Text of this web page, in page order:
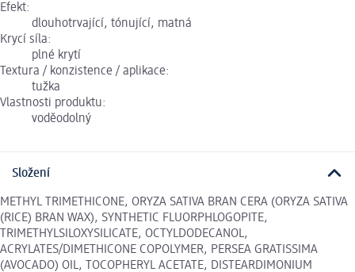
Efekt:
dlouhotrvající, tónující, matná
Krycí síla:
plné krytí
Textura / konzistence / aplikace:
tužka
Vlastnosti produktu:
voděodolný
Složení
METHYL TRIMETHICONE, ORYZA SATIVA BRAN CERA (ORYZA SATIVA
(RICE) BRAN WAX), SYNTHETIC FLUORPHLOGOPITE,
TRIMETHYLSILOXYSILICATE, OCTYLDODECANOL,
ACRYLATES/DIMETHICONE COPOLYMER, PERSEA GRATISSIMA
(AVOCADO) OIL, TOCOPHERYL ACETATE, DISTEARDIMONIUM